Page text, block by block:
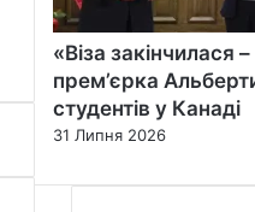
«Віза закінчилася
прем’єрка
студентів у Канаді
31 Липня 2026